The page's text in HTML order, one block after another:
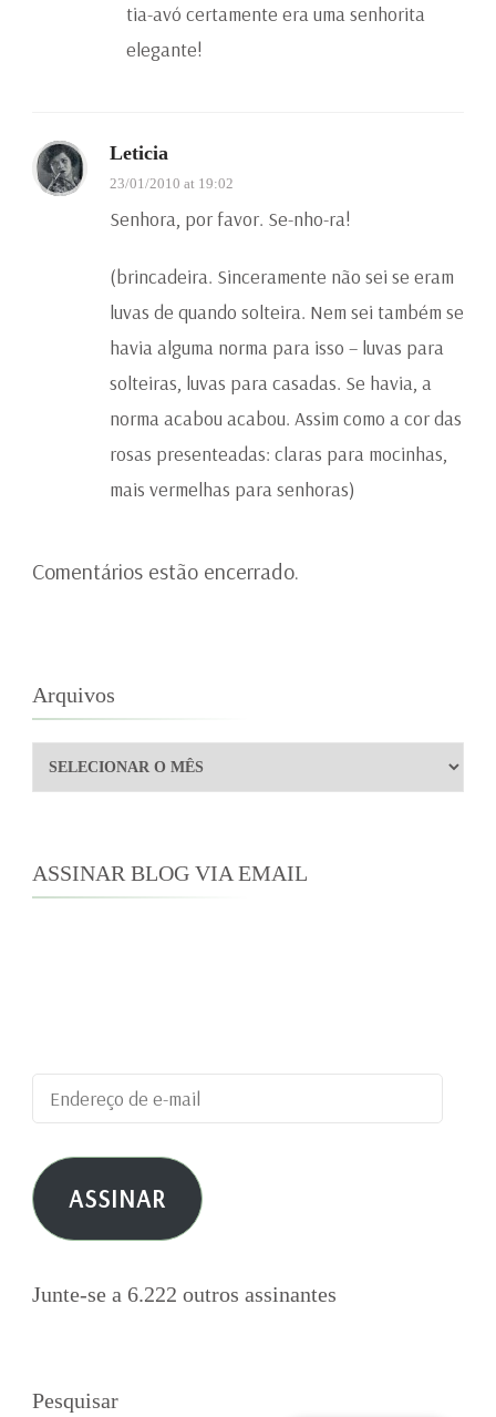
tia-avó certamente era uma senhorita
elegante!
Leticia
23/01/2010 at 19:02
Senhora, por favor. Se-nho-ra!
(brincadeira. Sinceramente não sei se eram
luvas de quando solteira. Nem sei também se
havia alguma norma para isso – luvas para
solteiras, luvas para casadas. Se havia, a
norma acabou acabou. Assim como a cor das
rosas presenteadas: claras para mocinhas,
mais vermelhas para senhoras)
Comentários estão encerrado.
Arquivos
Arquivos
ASSINAR BLOG VIA EMAIL
Endereço
de
e-
mail ASSINAR
Junte-se a 6.222 outros assinantes
Pesquisar